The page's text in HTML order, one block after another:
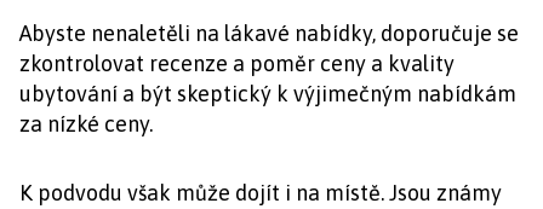
Abyste nenaletěli na lákavé nabídky, doporučuje se
zkontrolovat recenze a poměr ceny a kvality
ubytování a být skeptický k výjimečným nabídkám
za nízké ceny.
K podvodu však může dojít i na místě. Jsou známy